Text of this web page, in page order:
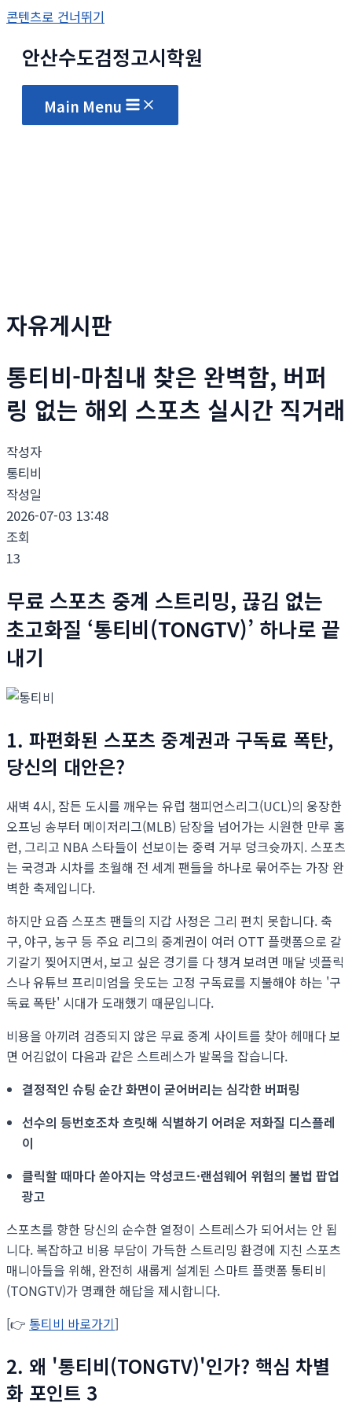
콘텐츠로 건너뛰기
안산수도검정고시학원
Main Menu
자유게시판
통티비-마침내 찾은 완벽함, 버퍼
링 없는 해외 스포츠 실시간 직거래
작성자
통티비
작성일
2026-07-03 13:48
조회
13
무료 스포츠 중계 스트리밍, 끊김 없는
초고화질 ‘통티비(TONGTV)’ 하나로 끝
내기
1. 파편화된 스포츠 중계권과 구독료 폭탄,
당신의 대안은?
새벽 4시, 잠든 도시를 깨우는 유럽 챔피언스리그(UCL)의 웅장한
오프닝 송부터 메이저리그(MLB) 담장을 넘어가는 시원한 만루 홈
런, 그리고 NBA 스타들이 선보이는 중력 거부 덩크슛까지. 스포츠
는 국경과 시차를 초월해 전 세계 팬들을 하나로 묶어주는 가장 완
벽한 축제입니다.
하지만 요즘 스포츠 팬들의 지갑 사정은 그리 편치 못합니다. 축
구, 야구, 농구 등 주요 리그의 중계권이 여러 OTT 플랫폼으로 갈
기갈기 찢어지면서, 보고 싶은 경기를 다 챙겨 보려면 매달 넷플릭
스나 유튜브 프리미엄을 웃도는 고정 구독료를 지불해야 하는 '구
독료 폭탄' 시대가 도래했기 때문입니다.
비용을 아끼려 검증되지 않은 무료 중계 사이트를 찾아 헤매다 보
면 어김없이 다음과 같은 스트레스가 발목을 잡습니다.
결정적인 슈팅 순간 화면이 굳어버리는 심각한 버퍼링
선수의 등번호조차 흐릿해 식별하기 어려운 저화질 디스플레
이
클릭할 때마다 쏟아지는 악성코드·랜섬웨어 위험의 불법 팝업
광고
스포츠를 향한 당신의 순수한 열정이 스트레스가 되어서는 안 됩
니다. 복잡하고 비용 부담이 가득한 스트리밍 환경에 지친 스포츠
매니아들을 위해, 완전히 새롭게 설계된 스마트 플랫폼 통티비
(TONGTV)가 명쾌한 해답을 제시합니다.
[👉 통티비 바로가기]
2. 왜 '통티비(TONGTV)'인가? 핵심 차별
화 포인트 3